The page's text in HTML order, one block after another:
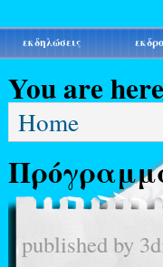
εκδηλώσεις
You are here
Home
published by